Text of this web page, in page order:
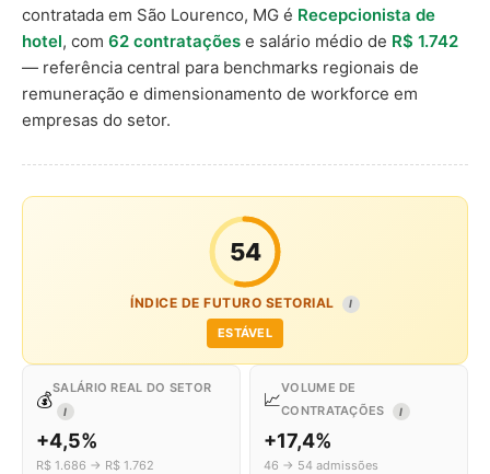
contratada em São Lourenco, MG é Recepcionista de
hotel, com 62 contratações e salário médio de R$ 1.742
— referência central para benchmarks regionais de
remuneração e dimensionamento de workforce em
empresas do setor.
54
ÍNDICE DE FUTURO SETORIAL I
ESTÁVEL
💰
SALÁRIO REAL DO SETOR
I
+4,5%
R$ 1.686 → R$ 1.762
📈
VOLUME DE
CONTRATAÇÕES
I
+17,4%
46 → 54 admissões